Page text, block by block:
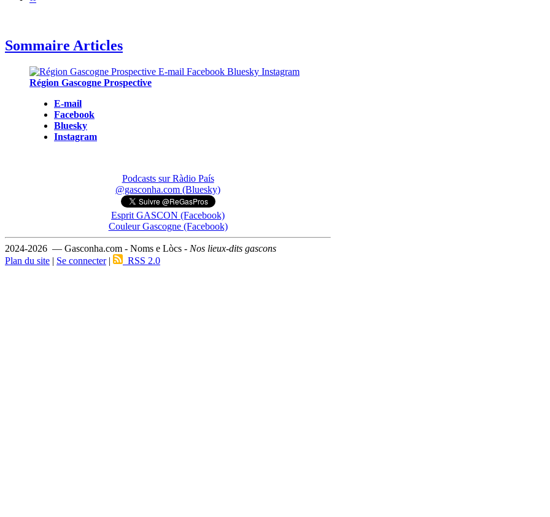
Sommaire Articles
Région Gascogne Prospective
E-mail
Facebook
Bluesky
Instagram
Podcasts sur Ràdio País
@gasconha.com (Bluesky)
Esprit GASCON (Facebook)
Couleur Gascogne (Facebook)
2024-2026 — Gasconha.com - Noms e Lòcs - Nos lieux-dits gascons
Plan du site | Se connecter| RSS 2.0